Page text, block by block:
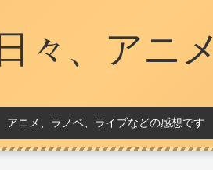
日々、アニメ
アニメ、ラノベ、ライブなどの感想です